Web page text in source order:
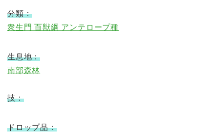
分類：
衆生門 百獣綱 アンテロープ種
生息地：
南部森林
技：
ドロップ品：